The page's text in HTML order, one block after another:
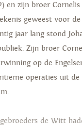
en zijn broer Cornelis
geweest voor
jaar lang stond
Zijn broer
op de
operaties uit de
de Witt